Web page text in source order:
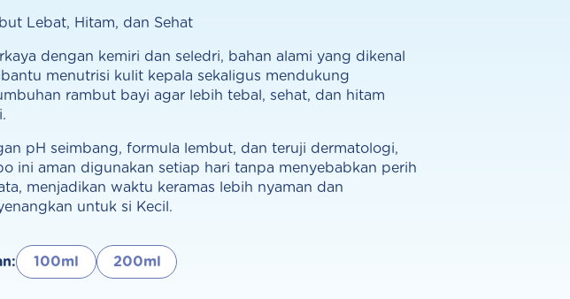
Lebat, Hitam, dan Sehat
dengan kemiri dan seledri, bahan alami yang dikenal
menutrisi kulit kepala sekaligus mendukung
rambut bayi agar lebih tebal, sehat, dan hitam
pH seimbang, formula lembut, dan teruji dermatologi,
ini aman digunakan setiap hari tanpa menyebabkan perih
menjadikan waktu keramas lebih nyaman dan
untuk si Kecil.
100ml 200ml